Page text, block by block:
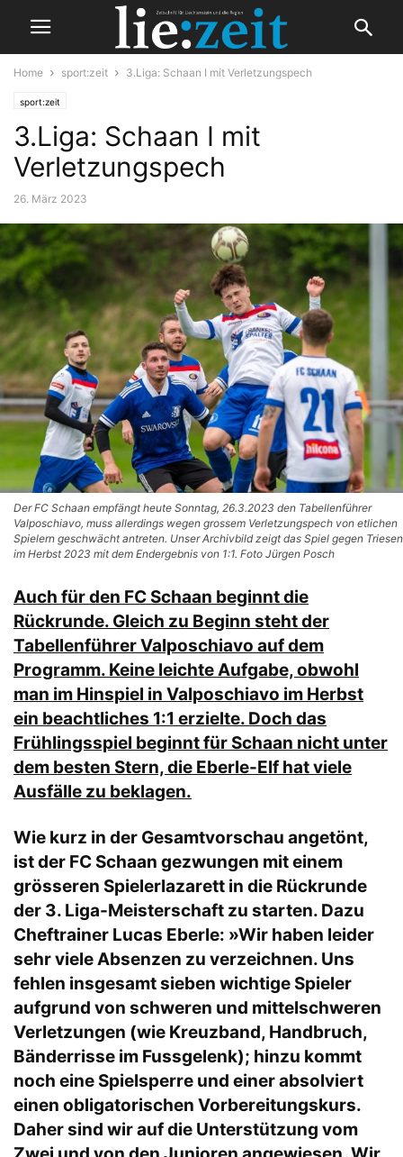
Home sport:zeit 3.Liga: Schaan I mit Verletzungspech
sport:zeit
3.Liga: Schaan I mit
Verletzungspech
26. März 2023
Der FC Schaan empfängt heute Sonntag, 26.3.2023 den Tabellenführer
Valposchiavo, muss allerdings wegen grossem Verletzungspech von etlichen
Spielern geschwächt antreten. Unser Archivbild zeigt das Spiel gegen Triesen
im Herbst 2023 mit dem Endergebnis von 1:1. Foto Jürgen Posch
Auch für den FC Schaan beginnt die
Rückrunde. Gleich zu Beginn steht der
Tabellenführer Valposchiavo auf dem
Programm. Keine leichte Aufgabe, obwohl
man im Hinspiel in Valposchiavo im Herbst
ein beachtliches 1:1 erzielte. Doch das
Frühlingsspiel beginnt für Schaan nicht unter
dem besten Stern, die Eberle-Elf hat viele
Ausfälle zu beklagen.
Wie kurz in der Gesamtvorschau angetönt,
ist der FC Schaan gezwungen mit einem
grösseren Spielerlazarett in die Rückrunde
der 3. Liga-Meisterschaft zu starten. Dazu
Cheftrainer Lucas Eberle: »Wir haben leider
sehr viele Absenzen zu verzeichnen. Uns
fehlen insgesamt sieben wichtige Spieler
aufgrund von schweren und mittelschweren
Verletzungen (wie Kreuzband, Handbruch,
Bänderrisse im Fussgelenk); hinzu kommt
noch eine Spielsperre und einer absolviert
einen obligatorischen Vorbereitungskurs.
Daher sind wir auf die Unterstützung vom